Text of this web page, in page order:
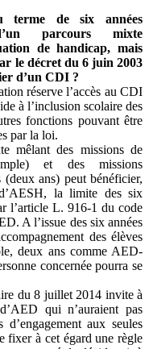
terme de six années
parcours mixte
de handicap, mais
le décret du 6 juin 2003
d’un CDI ?
réserve l’accès au CDI
à l’inclusion scolaire des
fonctions pouvant être
par la loi.
mêlant des missions de
et des missions
(deux ans) peut bénéficier,
la limite des six
l’article L. 916-1 du code
A l’issue des six années
des élèves
deux ans comme AED-
concernée pourra se
du 8 juillet 2014 invite à
qui n’auraient pas
aux seules
fixer à cet égard une règle